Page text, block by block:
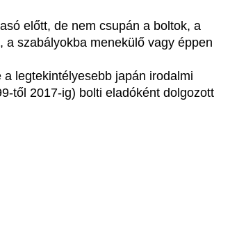
előtt, de nem csupán a boltok, a
szabályokba menekülő vagy éppen
legtekintélyesebb japán irodalmi
től 2017-ig) bolti eladóként dolgozott